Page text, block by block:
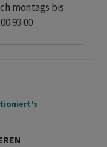
montags bis
93 00